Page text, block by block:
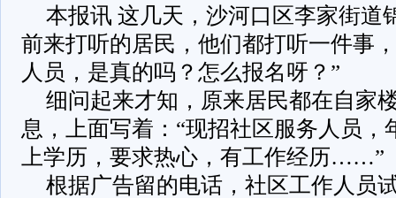
本报讯 这几天，沙河口区李家街道
前来打听的居民，他们都打听一件事
人员，是真的吗？怎么报名呀？”
细问起来才知，原来居民都在自家
息，上面写着：“现招社区服务人员，
上学历，要求热心，有工作经历……”
根据广告留的电话，社区工作人员